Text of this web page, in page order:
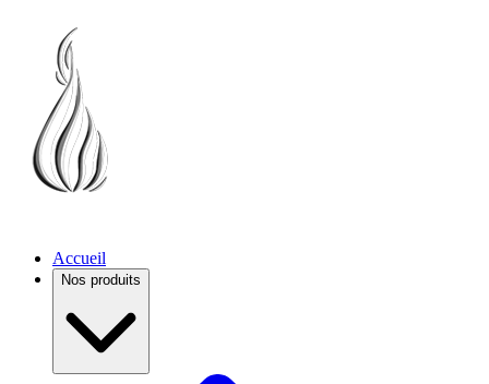
Accueil
Nos produits